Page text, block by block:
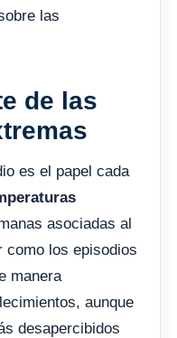
las
de las
es el papel cada
asociadas al
como los episodios
manera
aunque
desapercibidos